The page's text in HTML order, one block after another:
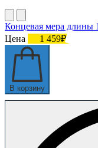
Концевая мера длины
Цена
1 459₽
В корзину